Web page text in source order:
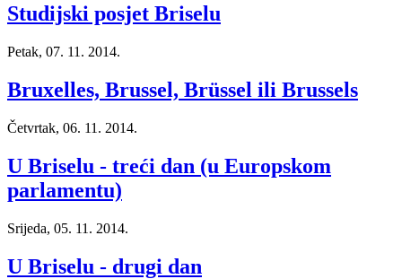
Studijski posjet Briselu
Petak, 07. 11. 2014.
Bruxelles, Brussel, Brüssel ili Brussels
Četvrtak, 06. 11. 2014.
U Briselu - treći dan (u Europskom
parlamentu)
Srijeda, 05. 11. 2014.
U Briselu - drugi dan